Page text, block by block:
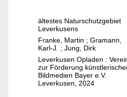
r
d
e
r
A
u
ältestes Naturschutzgebiet
Leverkusens
Franke, Martin ; Gramann,
Karl-J.
; Jung, Dirk
Leverkusen Opladen :
zur Förderung
Bildmedien Bayer e.V.
Leverkusen, 2024